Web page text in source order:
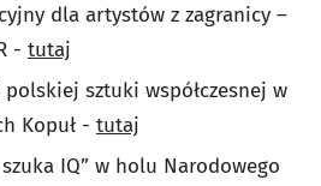
dla artystów z zagranicy –
- tutaj
sztuki współczesnej w
Kopuł - tutaj
IQ” w holu Narodowego